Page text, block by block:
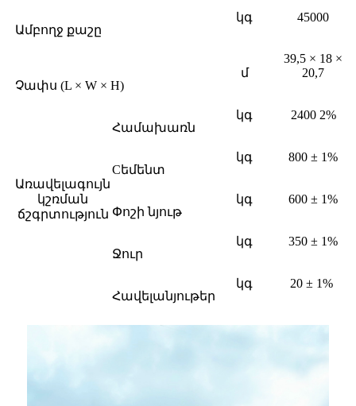
Ամբողջ քաշը
կգ 45000
Չափս (L × W × H)
մ
39,5 × 18 ×
20,7
Առավելագույն
կշռման
ճշգրտություն
Համախառն
կգ 2400 2%
Cեմենտ
կգ 800 ± 1%
Փոշի նյութ
կգ 600 ± 1%
Ջուր
կգ 350 ± 1%
Հավելանյութեր
կգ 20 ± 1%